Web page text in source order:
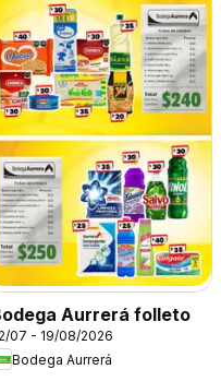
Aurrerá folleto
07 - 19/08/2026
Bodega Aurrerá